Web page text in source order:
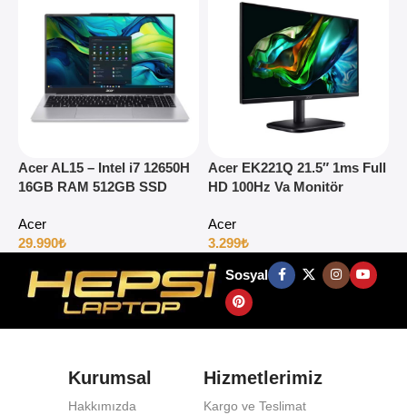
Acer AL15 – Intel i7 12650H
16GB RAM 512GB SSD
Acer
29.990₺
Acer EK221Q 21.5″ 1ms Full
HD 100Hz Va Monitör
Acer
3.299₺
Sosyal
Kurumsal
Hakkımızda
Hizmetlerimiz
Kargo ve Teslimat